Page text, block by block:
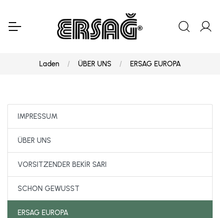
Laden ÜBER UNS ERSAG EUROPA
IMPRESSUM
ÜBER UNS
VORSITZENDER BEKİR SARI
SCHON GEWUSST
ERSAG EUROPA